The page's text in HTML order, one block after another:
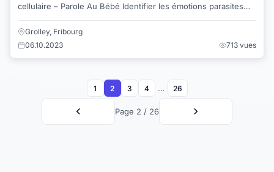
cellulaire – Parole Au Bébé Identifier les émotions parasites
Grolley, Fribourg
06.10.2023
713 vues
Page 2 / 26
1 2 3 4 … 26